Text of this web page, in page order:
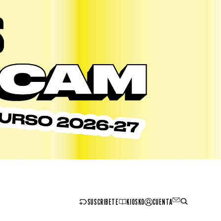
SUSCRIBETE KIOSKO CUENTA